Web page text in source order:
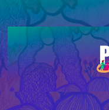
al
contenido